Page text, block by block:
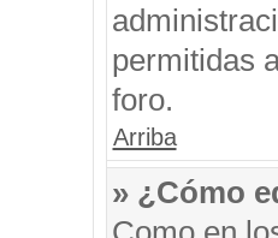
permitidas
foro.
Arriba
» ¿Cómo